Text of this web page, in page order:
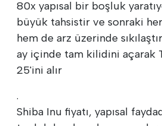
80x yapısal bir boşluk
büyük tahsistir ve sonraki
hem de arz üzerinde
ay içinde tam kilidini açarak
25'ini alır
.
Shiba Inu fiyatı, yapısal